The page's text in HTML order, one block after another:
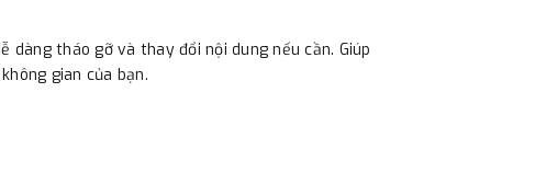
tháo gỡ và thay đổi nội dung nếu cần. Giúp
gian của bạn.